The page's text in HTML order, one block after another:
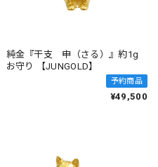
純金『干支 申（さる）』約1g
お守り 【JUNGOLD】
予約商品
¥49,500